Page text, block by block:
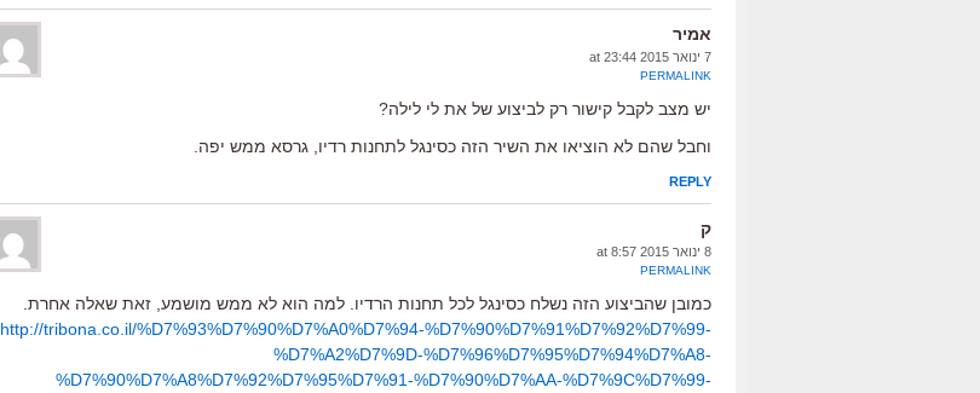
אמיר
7 ינואר 2015 at 23:44
PERMALINK
יש מצב לקבל קישור רק לביצוע של את לי לילה?
וחבל שהם לא הוציאו את השיר הזה כסינגל לתחנות רדיו, גרסא ממש יפה.
REPLY
ק
8 ינואר 2015 at 8:57
PERMALINK
כמובן שהביצוע הזה נשלח כסינגל לכל תחנות הרדיו. למה הוא לא ממש מושמע, זאת שאלה אחרת.
http://tribona.co.il/%D7%93%D7%90%D7%A0%D7%94-%D7%90%D7%91%D7%92%D7%99-
%D7%A2%D7%9D-%D7%96%D7%95%D7%94%D7%A8-
%D7%90%D7%A8%D7%92%D7%95%D7%91-%D7%90%D7%AA-%D7%9C%D7%99-